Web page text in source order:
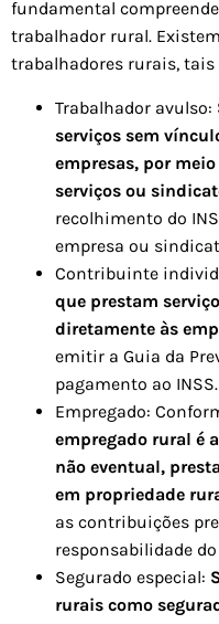
fundamental
trabalhador rural.
trabalhadores rurais, tais
Trabalhador avulso:
serviços sem
empresas, por
serviços ou
recolhimento do
empresa ou
Contribuinte
que prestam
diretamente às
emitir a Guia da
pagamento ao INSS.
Empregado:
empregado rural é
não eventual,
em propriedade
as contribuições
responsabilidade
Segurado especial:
rurais como